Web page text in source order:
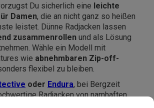
Du sicherlich eine leichte
Damen, die an nicht ganz so heißen
leistet. Dünne Radjacken lassen
zusammenrollen und als Lösung
Wähle ein Modell mit
wie abnehmbaren Zip-off-
flexibel zu bleiben.
oder Endura, bei Bergzeit
Radjacken von namhaften